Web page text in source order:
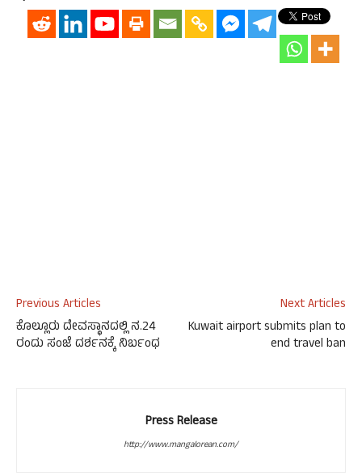
Previous Articles
ಕೊಲ್ಲೂರು ದೇವಸ್ಥಾನದಲ್ಲಿ ನ.24
ರಂದು ಸಂಜೆ ದರ್ಶನಕ್ಕೆ ನಿರ್ಬಂಧ
Next Articles
Kuwait airport submits plan to
end travel ban
Press Release
http://www.mangalorean.com/